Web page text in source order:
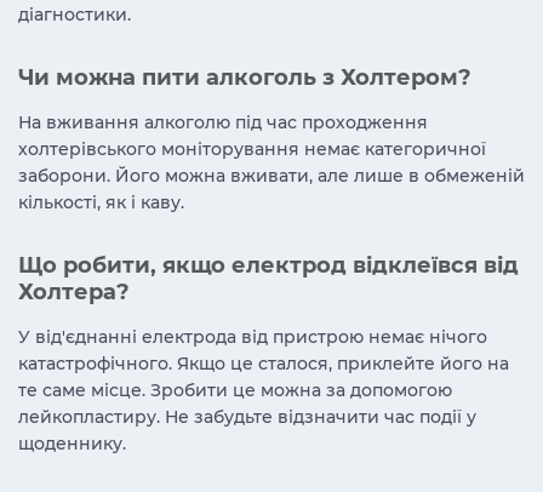
діагностики.
Чи можна пити алкоголь з Холтером?
На вживання алкоголю під час проходження
холтерівського моніторування немає категоричної
заборони. Його можна вживати, але лише в обмеженій
кількості, як і каву.
Що робити, якщо електрод відклеївся від
Холтера?
У від'єднанні електрода від пристрою немає нічого
катастрофічного. Якщо це сталося, приклейте його на
те саме місце. Зробити це можна за допомогою
лейкопластиру. Не забудьте відзначити час події у
щоденнику.